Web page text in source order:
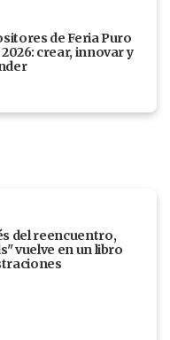
de Feria Puro
crear, innovar y
del reencuentro,
vuelve en un libro